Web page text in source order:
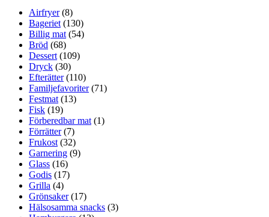
Airfryer(8)
Bageriet (130)
Billig mat (54)
Bröd (68)
Dessert (109)
Dryck (30)
Efterätter(110)
Familjefavoriter(71)
Festmat (13)
Fisk (19)
Förberedbar mat (1)
Förrätter(7)
Frukost (32)
Garnering (9)
Glass (16)
Godis (17)
Grilla (4)
Grönsaker(17)
Hälsosamma snacks (3)